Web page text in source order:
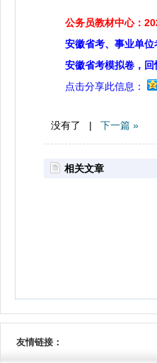
公务员教材中心：
安徽省考、事业单
安徽省考模拟卷，
点击分享此信息：
没有了 | 下一篇 »
相关文章
友情链接：